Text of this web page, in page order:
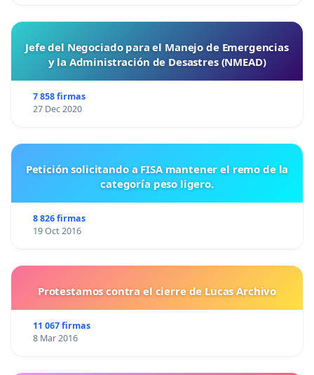
​Atentamente,
​Army, el fandom más grande del mundo.
Jefe del Negociado para el Manejo de Emergencias
y la Administración de Desastres (NMEAD)
7 858 firmas
27 Dec 2020
Petición solicitando a FISA mantener el remo de la
categoría peso ligero.
8 826 firmas
19 Oct 2016
Protestamos contra el cierre de Lucas Archivo
11 067 firmas
8 Mar 2016